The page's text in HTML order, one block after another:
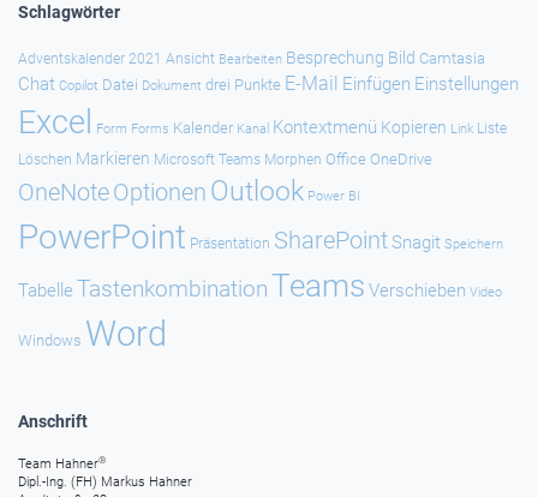
Schlagwörter
Adventskalender 2021 Ansicht Bearbeiten Besprechung Bild Camtasia
Chat Copilot Datei Dokument drei Punkte E-Mail Einfügen Einstellungen
Excel Form Forms Kalender Kanal Kontextmenü Kopieren Link Liste
Löschen Markieren Microsoft Teams Morphen Office OneDrive
OneNoteOptionen Outlook Power BI
PowerPoint Präsentation SharePointSnagit Speichern
Tabelle TastenkombinationTeams Verschieben Video
Windows Word
Anschrift
Team Hahner®
Dipl.-Ing. (FH) Markus Hahner